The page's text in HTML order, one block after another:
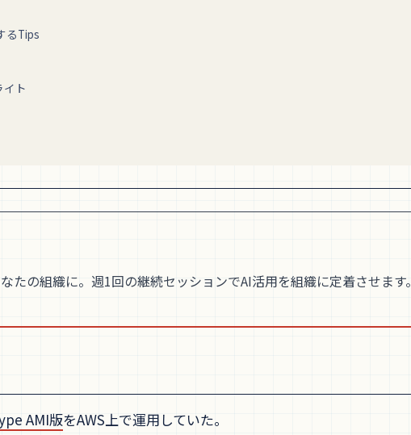
るTips
ト
たの組織に。週1回の継続セッションでAI活用を組織に定着させます。
AMI版をAWS上で運用していた。